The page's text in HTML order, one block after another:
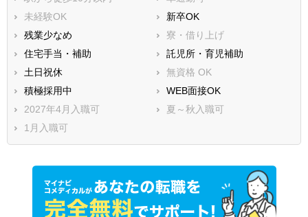
未経験OK
新卒OK
残業少なめ
寮・借り上げ
住宅手当・補助
託児所・育児補助
土日祝休
無資格 OK
積極採用中
WEB面接OK
2027年4月入職可
夏～秋入職可
1月入職可